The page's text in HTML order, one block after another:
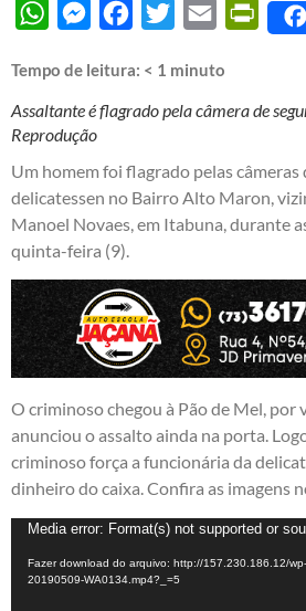
WhatsAppMessengerFacebook
Twitter Email
Tempo de leitura: < 1 minuto
Assaltante é flagrado pela câmera de
Reprodução
Um homem foi flagrado pelas câmeras
delicatessen no Bairro Alto Maron,
Manoel Novaes, em Itabuna, durante
quinta-feira (9).
O criminoso chegou à Pão de Mel, por
anunciou o assalto ainda na porta.
criminoso força a funcionária da
dinheiro do caixa. Confira as imagens
Tocador
de
vídeo
Media error: Format(s) not supported or
Fazer download do arquivo: http://157.230.186.12/
20190509-WA0134.mp4?_=5